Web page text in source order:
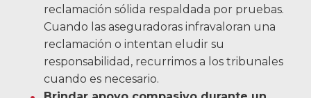
reclamación sólida respaldada por pruebas.
Cuando las aseguradoras infravaloran una
reclamación o intentan eludir su
responsabilidad, recurrimos a los tribunales
cuando es necesario.